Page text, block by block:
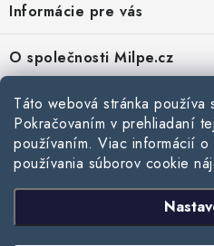
Táto webová stránka používa
Pokračovaním v prehliadaní
používaním. Viac informácií o
používania súborov cookie
p
ä
t
Informácie pre vás
Reklamace a vrácení zboží
Zásady používania súborov cookie
Podmínky ochrany osobních údajů
Obchodní podmínky
Mapa webu Milpe.sk
O společnosti Milpe.cz
Často sa nás pýtate
O spoločnosti Milpe
Kontakty
Kontaktné informácie
O spoločnosti Milpe
Stavebný blog
Ako vybrať správnu difúznu fóliu
Žalúzie do spálne: Ako vybrať
Prijímame online platby